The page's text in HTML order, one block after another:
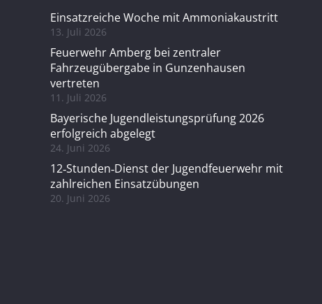
Einsatzreiche Woche mit Ammoniakaustritt
13. Juli 2026
Feuerwehr Amberg bei zentraler
Fahrzeugübergabe in Gunzenhausen
vertreten
11. Juli 2026
Bayerische Jugendleistungsprüfung 2026
erfolgreich abgelegt
24. Juni 2026
12‑Stunden‑Dienst der Jugendfeuerwehr mit
zahlreichen Einsatzübungen
20. Juni 2026